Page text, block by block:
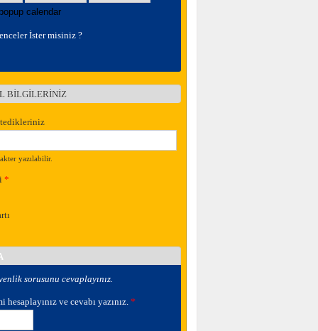
İster misiniz ?
BİLGİLERİNİZ
yazılabilir.
*
sorusunu cevaplayınız.
hesaplayınız ve cevabı yazınız.*